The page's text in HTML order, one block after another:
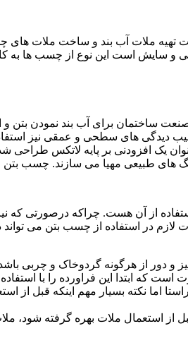
تهیه ملات آب بند و ساخت ملات
و سایش است این نوع از چسب ها
ساختمان برای آب بند نمودن
دیدگی های سطحی و عمقی نیز
افزودنی بر پایه لاتکس طراحی
طبیعی مهیا می سازند. چسب بتن
از آن هست. چراکه درصورتی که
در استفاده از چسب بتن می
و دور از هرگونه گردوخاک و چربی
است که ابتدا این فراورده را با
اما نکته بسیار مهم اینکه
ملات بهره گرفته شود،